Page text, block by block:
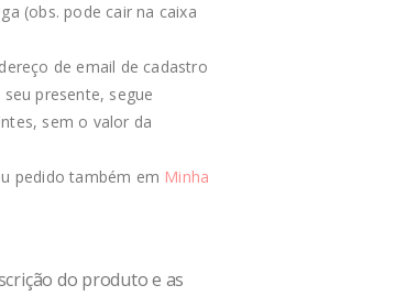
(obs. pode cair na caixa
de email de cadastro
presente, segue
sem o valor da
pedido também em Minha
do produto e as